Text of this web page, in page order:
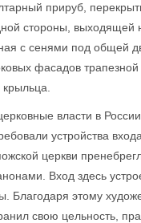
прируб,
стороны,
с сенями под общей
фасадов трапезной
власти в
устройства
церкви
Вход здесь
Благодаря этому
свою цельность,